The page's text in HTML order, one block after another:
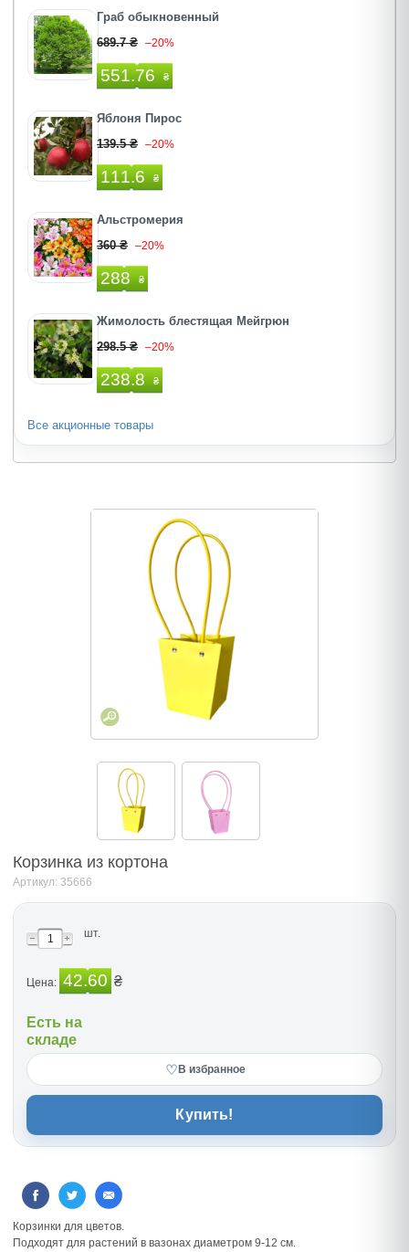
Граб обыкновенный
689.7 ₴ –20%
551.76 ₴
Яблоня Пирос
139.5 ₴ –20%
111.6 ₴
Альстромерия
360 ₴ –20%
288 ₴
Жимолость блестящая Мейгрюн
298.5 ₴ –20%
238.8 ₴
Все акционные товары
Корзинка из кортона
Артикул: 35666
шт.
Цена: 42.60 ₴
Есть на
складе
♡ В избранное
Купить!
Корзинки для цветов.
Подходят для растений в вазонах диаметром 9-12 см.